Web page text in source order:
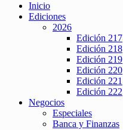
Inicio
Ediciones
2026
Edición 217
Edición 218
Edición 219
Edición 220
Edición 221
Edición 222
Negocios
Especiales
Banca y Finanzas